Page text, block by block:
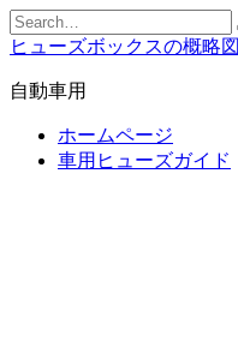
Skip
to
content
Search
for:
ヒューズボックスの概略図
自動車用
ホームページ
車用ヒューズガイド